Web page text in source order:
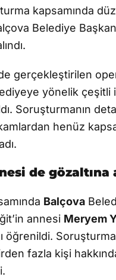
kapsamında
Belediye
gerçekleştirilen
yönelik çeşitli
Soruşturmanın
henüz
de gözaltına
Balçova
annesi Meryem
öğrenildi. Soruşturma
fazla kişi